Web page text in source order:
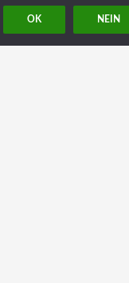
OK NEIN